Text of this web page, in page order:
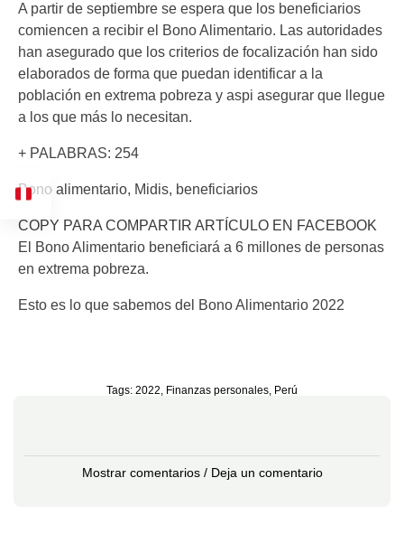
A partir de septiembre se espera que los beneficiarios
comiencen a recibir el Bono Alimentario. Las autoridades
han asegurado que los criterios de focalización han sido
elaborados de forma que puedan identificar a la
población en extrema pobreza y aspi asegurar que llegue
a los que más lo necesitan.
+ PALABRAS: 254
Bono alimentario, Midis, beneficiarios
COPY PARA COMPARTIR ARTÍCULO EN FACEBOOK
El Bono Alimentario beneficiará a 6 millones de personas
en extrema pobreza.
Esto es lo que sabemos del Bono Alimentario 2022
Tags: 2022, Finanzas personales, Perú
Mostrar comentarios / Deja un comentario